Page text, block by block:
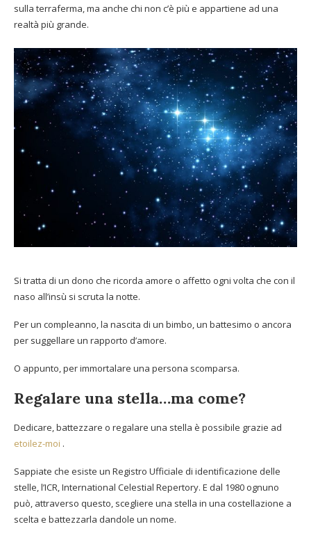
sulla terraferma, ma anche chi non c’è più e appartiene ad una
realtà più grande.
Si tratta di un dono che ricorda amore o affetto ogni volta che con il
naso all’insù si scruta la notte.
Per un compleanno, la nascita di un bimbo, un battesimo o ancora
per suggellare un rapporto d’amore.
O appunto, per immortalare una persona scomparsa.
Regalare una stella…ma come?
Dedicare, battezzare o regalare una stella è possibile grazie ad
etoilez-moi .
Sappiate che esiste un Registro Ufficiale di identificazione delle
stelle, l’ICR, International Celestial Repertory. E dal 1980 ognuno
può, attraverso questo, scegliere una stella in una costellazione a
scelta e battezzarla dandole un nome.